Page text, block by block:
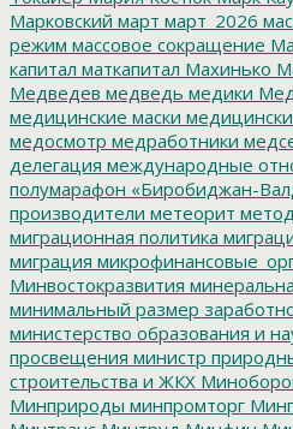
Марковский март март_2026
режим массовое сокращение
капитал маткапитал Махинько
Медведев медведь медики
медицинские маски
медосмотр медработники
делегация международные
полумарафон «Биробиджан-
производители метеорит
миграционная политика
миграция
Минвостокразвития
минимальный размер
министерство образования и
просвещения министр
строительства и ЖКХ
Минприроды минпромторг